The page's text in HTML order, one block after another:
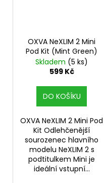
OXVA NeXLIM 2 Mini
Pod Kit (Mint Green)
Skladem (5 ks)
599 Kč
DO KOŠÍKU
OXVA NeXLIM 2 Mini Pod
Kit Odlehčenější
sourozenec hlavního
modelu NeXLIM 2 s
podtitulkem Mini je
ideální vstupní...